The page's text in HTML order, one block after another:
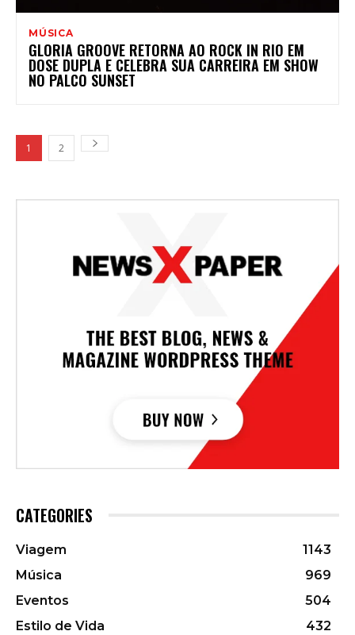
MÚSICA
GLORIA GROOVE RETORNA AO ROCK IN RIO EM
DOSE DUPLA E CELEBRA SUA CARREIRA EM SHOW
NO PALCO SUNSET
1 2
CATEGORIES
Viagem
1143
Música
969
Eventos
504
Estilo de Vida
432